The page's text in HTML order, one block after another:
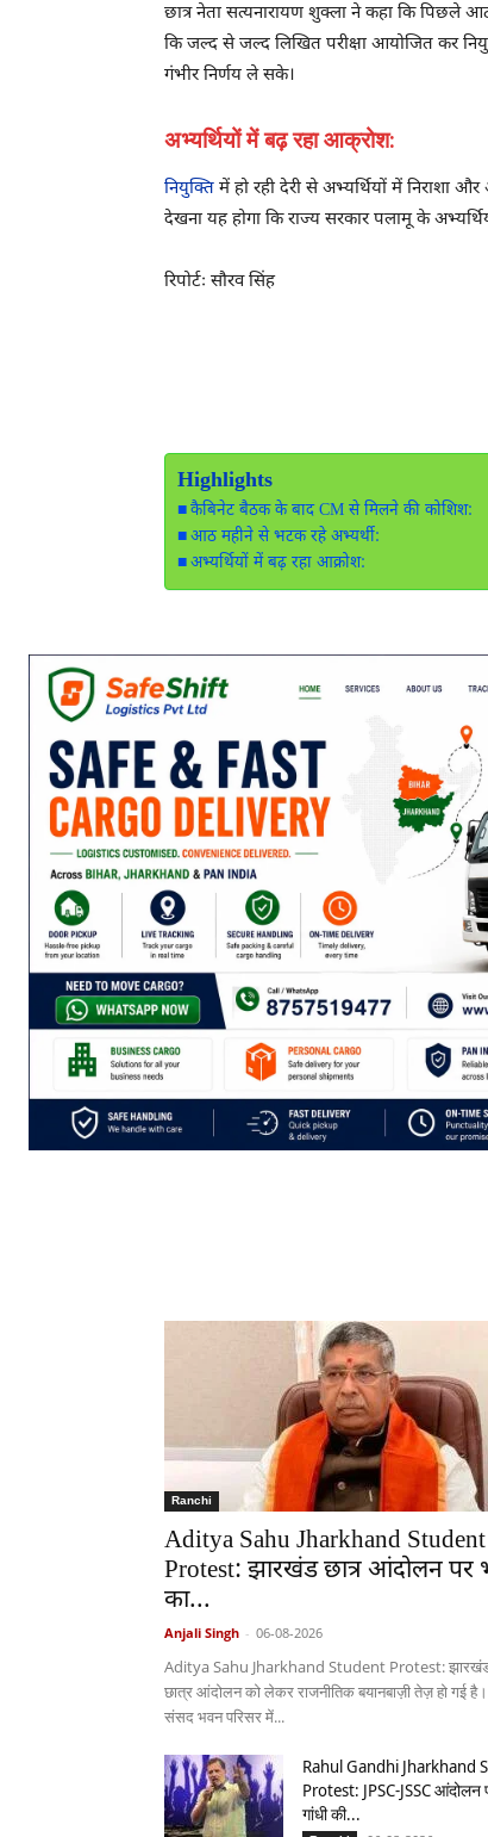
छात्र नेता सत्यनारायण शुक्ला ने कहा कि पिछले
कि जल्द से जल्द लिखित परीक्षा आयोजित कर
गंभीर निर्णय ले सके।
अभ्यर्थियों में बढ़ रहा आक्रोश:
नियुक्ति में हो रही देरी से अभ्यर्थियों में निराशा
देखना यह होगा कि राज्य सरकार पलामू के
रिपोर्टः सौरव सिंह
Highlights
कैबिनेट बैठक के बाद CM से मिलने की कोशिश:
आठ महीने से भटक रहे अभ्यर्थी:
अभ्यर्थियों में बढ़ रहा आक्रोश:
Ranchi
Aditya Sahu Jharkhand Student
Protest: झारखंड छात्र आंदोलन पर
का...
Anjali Singh - 06-08-2026
Aditya Sahu Jharkhand Student Protest:
छात्र आंदोलन को लेकर राजनीतिक बयानबाज़ी तेज़ हो गई है।
संसद भवन परिसर में...
Rahul Gandhi Jharkhand
Protest: JPSC-JSSC आंदोलन
गांधी की...